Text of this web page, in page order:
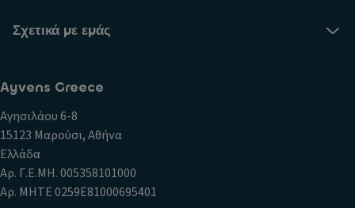
Σχετικά με εμάς
Ayvens Greece
Αγησιλάου 6-8
15123 Μαρούσι, Αθήνα
Ελλάδα
Αρ. Γ.Ε.ΜΗ. 005358101000
Αρ. ΜΗΤΕ 0259E81000695401